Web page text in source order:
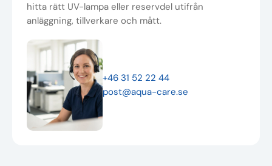
hitta rätt UV-lampa eller reservdel utifrån
anläggning, tillverkare och mått.
+46 31 52 22 44
post@aqua-care.se